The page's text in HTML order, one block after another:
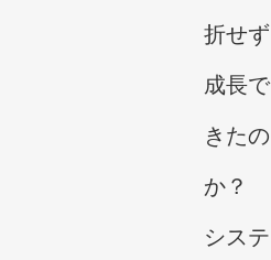
折せず
成長で
きたの
か？
システ